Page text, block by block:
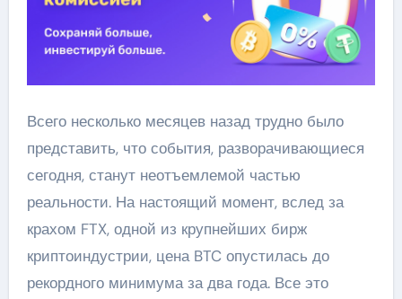
Всего несколько месяцев назад трудно было
представить, что события, разворачивающиеся
сегодня, станут неотъемлемой частью
реальности. На настоящий момент, вслед за
крахом FTX, одной из крупнейших бирж
криптоиндустрии, цена BTC опустилась до
рекордного минимума за два года. Все это